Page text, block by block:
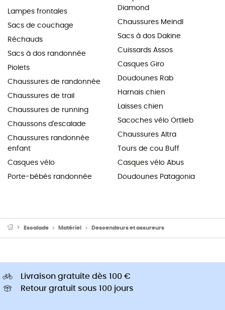
Lampes frontales
Sacs de couchage
Réchauds
Sacs à dos randonnée
Piolets
Chaussures de randonnée
Chaussures de trail
Chaussures de running
Chaussons d'escalade
Chaussures randonnée
enfant
Casques vélo
Porte-bébés randonnée
Diamond
Chaussures Meindl
Sacs à dos Dakine
Cuissards Assos
Casques Giro
Doudounes Rab
Harnais chien
Laisses chien
Sacoches vélo Ortlieb
Chaussures Altra
Tours de cou Buff
Casques vélo Abus
Doudounes Patagonia
Escalade Matériel Descendeurs et assureurs
Livraison gratuite dès 100 €
Retour gratuit sous 100 jours